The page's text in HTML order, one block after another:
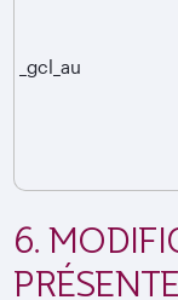
_gcl_au
6.